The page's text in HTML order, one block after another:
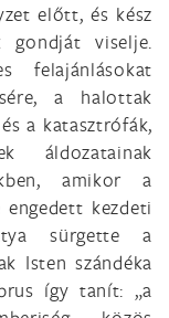
előtt, és kész
gondját viselje.
felajánlásokat
a halottak
a katasztrófák,
áldozatainak
amikor a
engedett kezdeti
sürgette a
Isten szándéka
így tanít: „a